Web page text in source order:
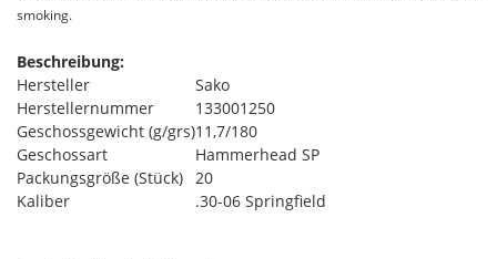
smoking.
Beschreibung:
Hersteller
Sako
Herstellernummer
133001250
Geschossgewicht (g/grs)11,7/180
Geschossart
Hammerhead SP
Packungsgröße (Stück) 20
Kaliber
.30-06 Springfield